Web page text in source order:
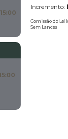
Incremento:
Comissão do
Sem Lances